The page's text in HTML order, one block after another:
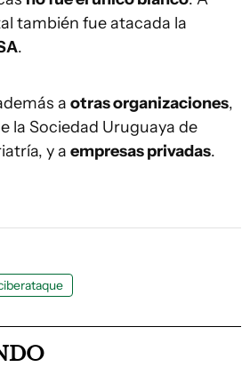
también fue atacada la
.
a otras organizaciones,
la Sociedad Uruguaya de
y a empresas privadas.